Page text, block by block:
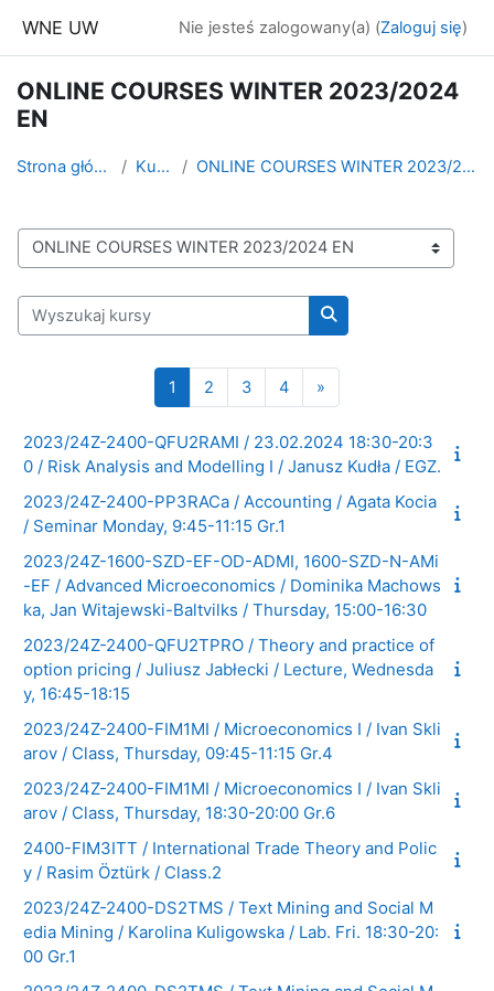
WNE UW Nie jesteś zalogowany(a) (Zaloguj się)
ONLINE COURSES WINTER 2023/2024
EN
Strona główna Kursy ONLINE COURSES WINTER 2023/2024 EN
Kategorie kursów
Wyszukaj kursy
Wyszukaj kursy
1 Strona 1
2 Strona 2
3Strona 3
4Strona 4
»
2023/24Z-2400-QFU2RAMI / 23.02.2024 18:30-20:3
0 / Risk Analysis and Modelling I / Janusz Kudła / EGZ.
2023/24Z-2400-PP3RACa / Accounting / Agata Kocia
/ Seminar Monday, 9:45-11:15 Gr.1
2023/24Z-1600-SZD-EF-OD-ADMI, 1600-SZD-N-AMi
-EF / Advanced Microeconomics / Dominika Machows
ka, Jan Witajewski-Baltvilks / Thursday, 15:00-16:30
2023/24Z-2400-QFU2TPRO / Theory and practice of
option pricing / Juliusz Jabłecki / Lecture, Wednesda
y, 16:45-18:15
2023/24Z-2400-FIM1MI / Microeconomics I / Ivan Skli
arov / Class, Thursday, 09:45-11:15 Gr.4
2023/24Z-2400-FIM1MI / Microeconomics I / Ivan Skli
arov / Class, Thursday, 18:30-20:00 Gr.6
2400-FIM3ITT / International Trade Theory and Polic
y / Rasim Öztürk / Class.2
2023/24Z-2400-DS2TMS / Text Mining and Social M
edia Mining / Karolina Kuligowska / Lab. Fri. 18:30-20:
00 Gr.1